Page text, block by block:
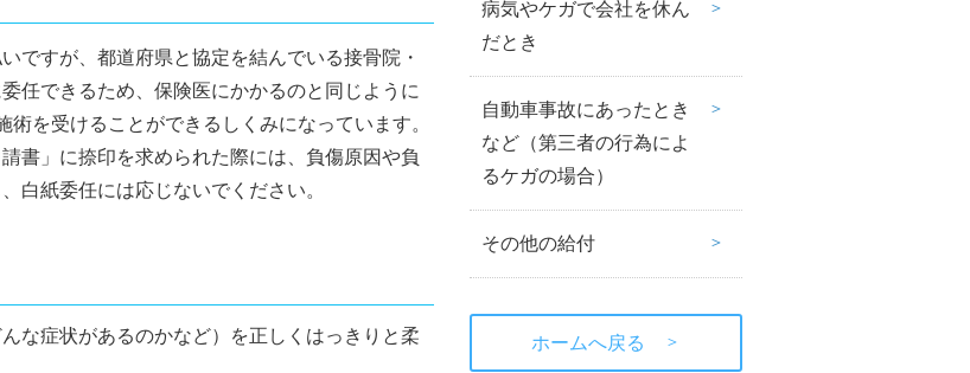
ですが、都道府県と協定を結んでいる接骨院・
任できるため、保険医にかかるのと同じように
を受けることができるしくみになっています。
書」に捺印を求められた際には、負傷原因や負
白紙委任には応じないでください。
症状があるのかなど）を正しくはっきりと柔
病気やケガで会社を休ん
だとき
自動車事故にあったとき
など（第三者の行為によ
るケガの場合）
その他の給付
ホームへ戻る ＞